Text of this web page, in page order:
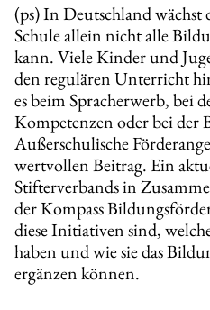
(ps) In Deutschland wächst
Schule allein nicht alle
kann. Viele Kinder und
den regulären Unterricht
es beim Spracherwerb, bei
Kompetenzen oder bei der
Außerschulische
wertvollen Beitrag. Ein
Stifterverbands in
der Kompass
diese Initiativen sind,
haben und wie sie das
ergänzen können.